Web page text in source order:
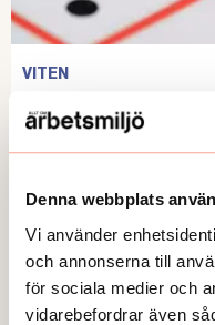
Denna webbplats
Vi använder
och annonserna till
för sociala medier och
vidarebefordrar även
VITEN
Kemiska riskerna
Publicerad:2026-05-27